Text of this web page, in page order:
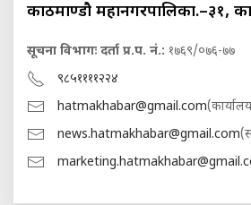
काठमाण्डौ महानगरपालिका.–३१,
सूचना विभागः दर्ता प्र.प. नं.: १७६९/०७६-७७
९८५११११२२४
hatmakhabar@gmail.com
news.hatmakhabar@gmail.com